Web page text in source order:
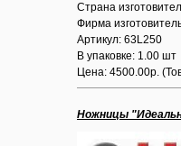
Страна
Фирма
Артикул: 63L250
В упаковке: 1.00 шт
Цена: 4500.00р.
Ножницы